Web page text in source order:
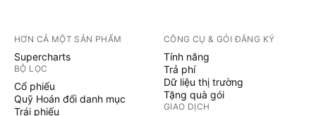
HƠN CẢ MỘT SẢN PHẨM
Supercharts
BỘ LỌC
Cổ phiếu
Quỹ Hoán đổi danh mục
Trái phiếu
CÔNG CỤ & GÓI ĐĂNG KÝ
Tính năng
Trả phí
Dữ liệu thị trường
Tặng quà gói
GIAO DỊCH